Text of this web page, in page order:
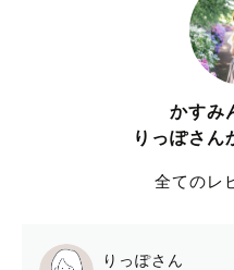
かすみ
りっぽさん
全てのレ
りっぽさん